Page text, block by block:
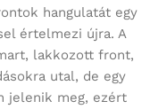
hangulatát egy
értelmezi újra. A
lakkozott front,
utal, de egy
jelenik meg, ezért